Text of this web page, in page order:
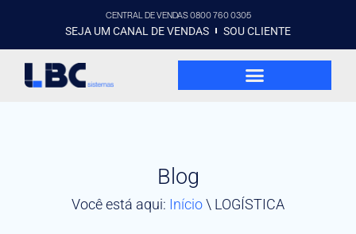
CENTRAL DE VENDAS 0800 760 0305
SEJA UM CANAL DE VENDAS SOU CLIENTE
Blog
Você está aqui: Início\ LOGÍSTICA